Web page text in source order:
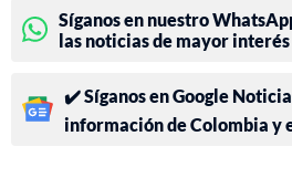
Síganos en nuestro
las noticias de mayor interés
✔️ Síganos en Google
información de Colombia y